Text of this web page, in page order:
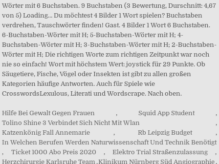
Wörter mit 6 Buchstaben. 9 Buchstaben (3 Bewertung, Durschnitt: 4,67
von 5) Loading… Du möchtest 4 Bilder 1 Wort spielen? Buchstaben
verdrehen, Tauschwörter finden! Gast. 4 Bilder 1 Wort 6 Buchstaben.
6-Buchstaben-Wörter mit H; 5-Buchstaben-Wörter mit H; 4-
Buchstaben-Wörter mit H; 3-Buchstaben-Wörter mit H; 2-Buchstaben-
Wörter mit H; Die richtigen Worte zum richtigen Zeitpunkt war noch
nie so einfach! Wort mit höchstem Wert: joystick für 29 Punkte. Ob
Säugetiere, Fische, Vögel oder Insekten ist gibt zu allen großen
Kategorien häufige Antworten. Auch für Spiele wie
CrosswordsLexulous, Literati und Wordscrape. Nach oben.
Hilfe Bei Gewalt Gegen Frauen , Squid App Student
,
Tolino Shine 3 Verbindet Sich Nicht Mit Wlan
,
Katzenkönig Fall Annemarie
, Rb Leipzig Budget
,
In Welchen Berufen Werden Naturwissenschaft Und Technik Benötigt
,
Ticket 1000 Abo Preis 2020 , Elektro Trial Straßenzulassung
,
Herzchirurgie Karlsruhe Team ,Klinikum Nürnberg Süd Angiographie ,